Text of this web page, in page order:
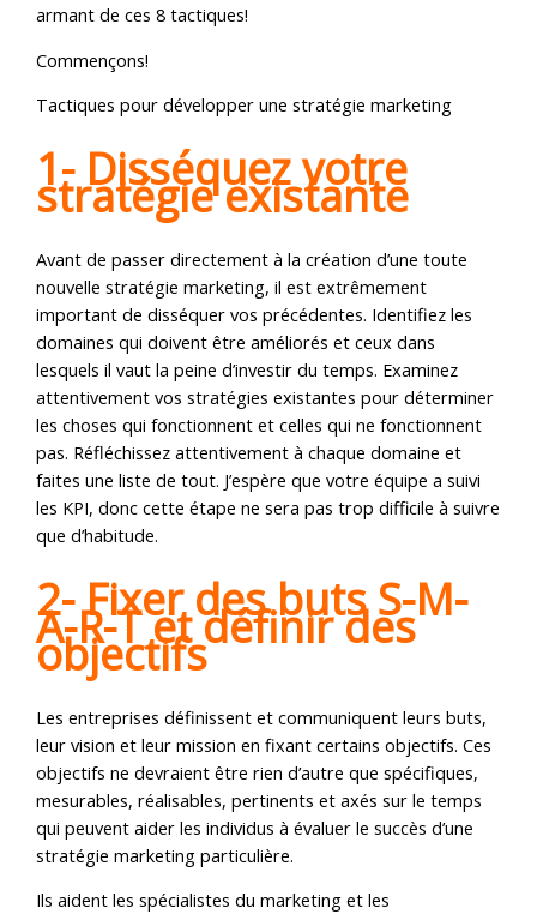
armant de ces 8 tactiques!
Commençons!
Tactiques pour développer une stratégie marketing
1- Disséquez votre
stratégie existante
Avant de passer directement à la création d’une toute
nouvelle stratégie marketing, il est extrêmement
important de disséquer vos précédentes. Identifiez les
domaines qui doivent être améliorés et ceux dans
lesquels il vaut la peine d’investir du temps. Examinez
attentivement vos stratégies existantes pour déterminer
les choses qui fonctionnent et celles qui ne fonctionnent
pas. Réfléchissez attentivement à chaque domaine et
faites une liste de tout. J’espère que votre équipe a suivi
les KPI, donc cette étape ne sera pas trop difficile à suivre
que d’habitude.
2- Fixer des buts S-M-
A-R-T et définir des
objectifs
Les entreprises définissent et communiquent leurs buts,
leur vision et leur mission en fixant certains objectifs. Ces
objectifs ne devraient être rien d’autre que spécifiques,
mesurables, réalisables, pertinents et axés sur le temps
qui peuvent aider les individus à évaluer le succès d’une
stratégie marketing particulière.
Ils aident les spécialistes du marketing et les